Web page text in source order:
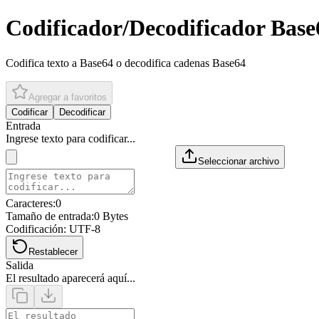
Codificador/Decodificador
Codifica texto a Base64 o decodifica cadenas Base64
Agregar a favoritos
Codificar
Decodificar
Entrada
Ingrese texto para codificar...
Seleccionar archivo
Caracteres:0
Tamaño de entrada:0 Bytes
Codificación: UTF-8
Restablecer
Salida
El resultado aparecerá aquí...